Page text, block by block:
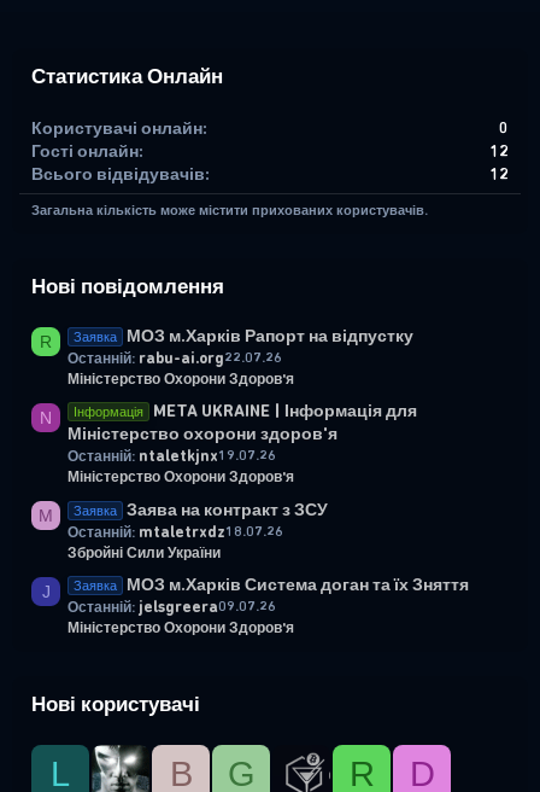
Статистика Онлайн
Користувачі онлайн
0
Гості онлайн
12
Всього відвідувачів
12
Загальна кількість може містити прихованих користувачів.
Нові повідомлення
R Заявка МОЗ м.Харків Рапорт на відпустку
Останній: rabu-ai.org22.07.26
Міністерство Охорони Здоров'я
N Інформація
META UKRAINE | Інформація для
Міністерство охорони здоров'я
Останній: ntaletkjnx19.07.26
Міністерство Охорони Здоров'я
M Заявка Заява на контракт з ЗСУ
Останній: mtaletrxdz18.07.26
Збройні Сили України
J Заявка МОЗ м.Харків Система доган та їх Зняття
Останній: jelsgreera09.07.26
Міністерство Охорони Здоров'я
Нові користувачі
L B G R D